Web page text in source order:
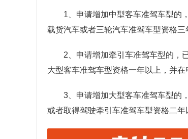
1、申请增加中型客车准驾车型的
载货汽车或者三轮汽车准驾车型资格
2、申请增加牵引车准驾车型的，
大型客车准驾车型资格一年以上，并
3、申请增加大型客车准驾车型的
或者取得驾驶牵引车准驾车型资格二